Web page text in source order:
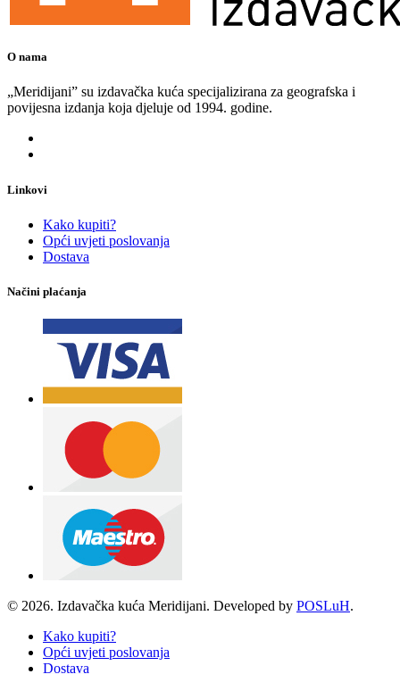
O nama
„Meridijani” su izdavačka kuća specijalizirana za geografska i
povijesna izdanja koja djeluje od 1994. godine.
Linkovi
Kako kupiti?
Opći uvjeti poslovanja
Dostava
Načini plaćanja
© 2026. Izdavačka kuća Meridijani. Developed by POSLuH.
Kako kupiti?
Opći uvjeti poslovanja
Dostava